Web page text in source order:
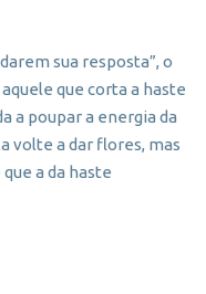
sua resposta”, o
que corta a haste
a poupar a energia da
volte a dar flores, mas
a da haste